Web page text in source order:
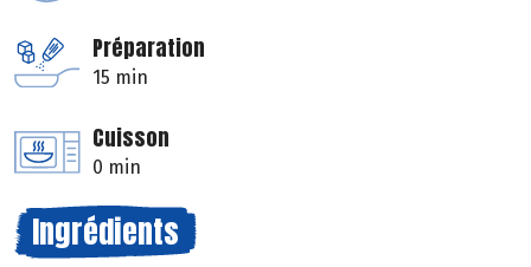
Préparation
15 min
Cuisson
0 min
Ingrédients